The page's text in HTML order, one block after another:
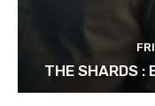
THE SHARDS